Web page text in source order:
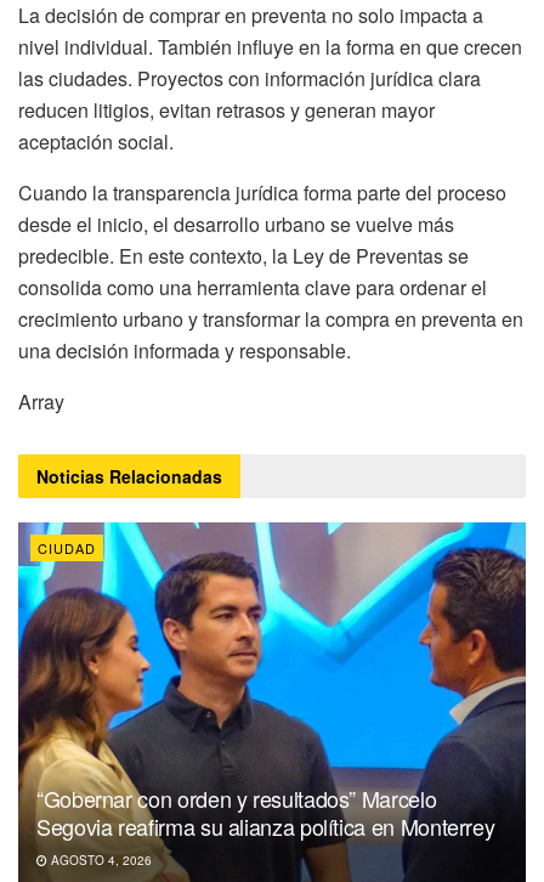
La decisión de comprar en preventa no solo impacta a
nivel individual. También influye en la forma en que crecen
las ciudades. Proyectos con información jurídica clara
reducen litigios, evitan retrasos y generan mayor
aceptación social.
Cuando la transparencia jurídica forma parte del proceso
desde el inicio, el desarrollo urbano se vuelve más
predecible. En este contexto, la Ley de Preventas se
consolida como una herramienta clave para ordenar el
crecimiento urbano y transformar la compra en preventa en
una decisión informada y responsable.
Array
Noticias Relacionadas
CIUDAD
“Gobernar con orden y resultados” Marcelo
Segovia reafirma su alianza política en Monterrey
AGOSTO 4, 2026